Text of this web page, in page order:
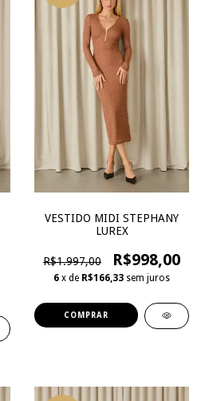
VESTIDO MIDI STEPHANY
LUREX
R$1.997,00 R$998,00
6 x de R$166,33 sem juros
COMPRAR